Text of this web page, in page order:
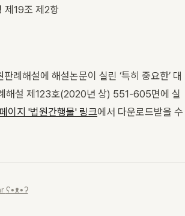
제19조 제2항
해설에 해설논문이 실린 ‘특히 중요한’ 대
해설 제123호(2020년 상) 551-605면에 실
이지 '법원간행물' 링크에서 다운로드받을 수
ʕ•ᴥ•ʔ